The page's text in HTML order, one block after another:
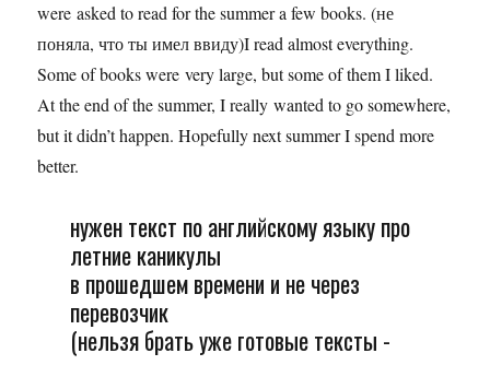
were asked to read for the summer a few books. (не
поняла, что ты имел ввиду)I read almost everything.
Some of books were very large, but some of them I liked.
At the end of the summer, I really wanted to go somewhere,
but it didn’t happen. Hopefully next summer I spend more
better.
нужен текст по английскому языку про
летние каникулы
в прошедшем времени и не через
перевозчик
(нельзя брать уже готовые тексты -